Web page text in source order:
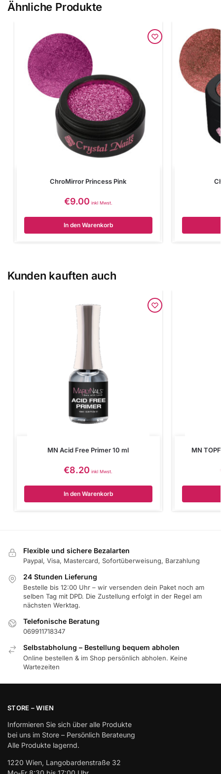
Ähnliche Produkte
ChroMirror Princess Pink
€9.00 inkl Mwst.
In den Warenkorb
Kunden kauften auch
MN Acid Free Primer 10 ml
€8.20 inkl Mwst.
In den Warenkorb
MN
Flexible und sichere Bezalarten
Paypal, Visa, Mastercard, Sofortüberweisung, Barzahlung
24 Stunden Lieferung
Bestelle bis 12:00 Uhr – wir versenden dein Paket noch am
selben Tag mit DPD. Die Zustellung erfolgt in der Regel am
nächsten Werktag.
Telefonische Beratung
069911718347
Selbstabholung – Bestellung bequem abholen
Online bestellen & im Shop persönlich abholen. Keine
Wartezeiten
STORE – WIEN
Informieren Sie sich über alle Produkte
bei uns im Store – Persönlich Berateung
Alle Produkte lagernd.
1220 Wien, Langobardenstraße 32